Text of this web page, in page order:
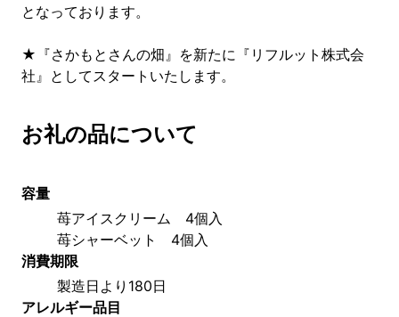
となっております。
★『さかもとさんの畑』を新たに『リフルット株式会
社』としてスタートいたします。
お礼の品について
容量
苺アイスクリーム　4個入
苺シャーベット　4個入
消費期限
製造日より180日
アレルギー品目